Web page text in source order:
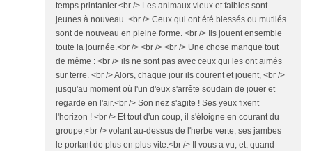
temps printanier.<br /> Les animaux vieux et faibles sont
jeunes à nouveau. <br /> Ceux qui ont été blessés ou mutilés
sont de nouveau en pleine forme. <br /> Ils jouent ensemble
toute la journée.<br /> <br /> <br /> Une chose manque tout
de même : <br /> ils ne sont pas avec ceux qui les ont aimés
sur terre. <br /> Alors, chaque jour ils courent et jouent, <br />
jusqu'au moment où l'un d'eux s'arrête soudain de jouer et
regarde en l'air.<br /> Son nez s'agite ! Ses yeux fixent
l'horizon ! <br /> Et tout d'un coup, il s'éloigne en courant du
groupe,<br /> volant au-dessus de l'herbe verte, ses jambes
le portant de plus en plus vite.<br /> Il vous a vu, et, quand